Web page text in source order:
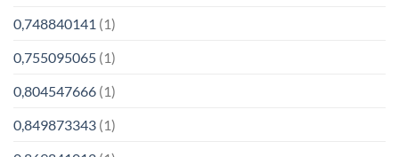
0,748840141 (1)
0,755095065 (1)
0,804547666 (1)
0,849873343 (1)